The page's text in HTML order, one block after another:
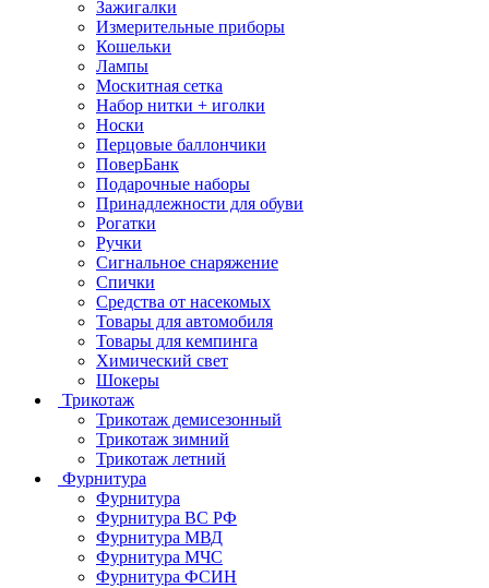
Зажигалки
Измерительные приборы
Кошельки
Лампы
Москитная сетка
Набор нитки + иголки
Носки
Перцовые баллончики
ПоверБанк
Подарочные наборы
Принадлежности для обуви
Рогатки
Ручки
Сигнальное снаряжение
Спички
Средства от насекомых
Товары для автомобиля
Товары для кемпинга
Химический свет
Шокеры
Трикотаж
Трикотаж демисезонный
Трикотаж зимний
Трикотаж летний
Фурнитура
Фурнитура
Фурнитура ВС РФ
Фурнитура МВД
Фурнитура МЧС
Фурнитура ФСИН